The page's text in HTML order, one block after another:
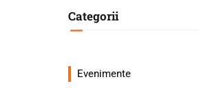
Categorii
Evenimente